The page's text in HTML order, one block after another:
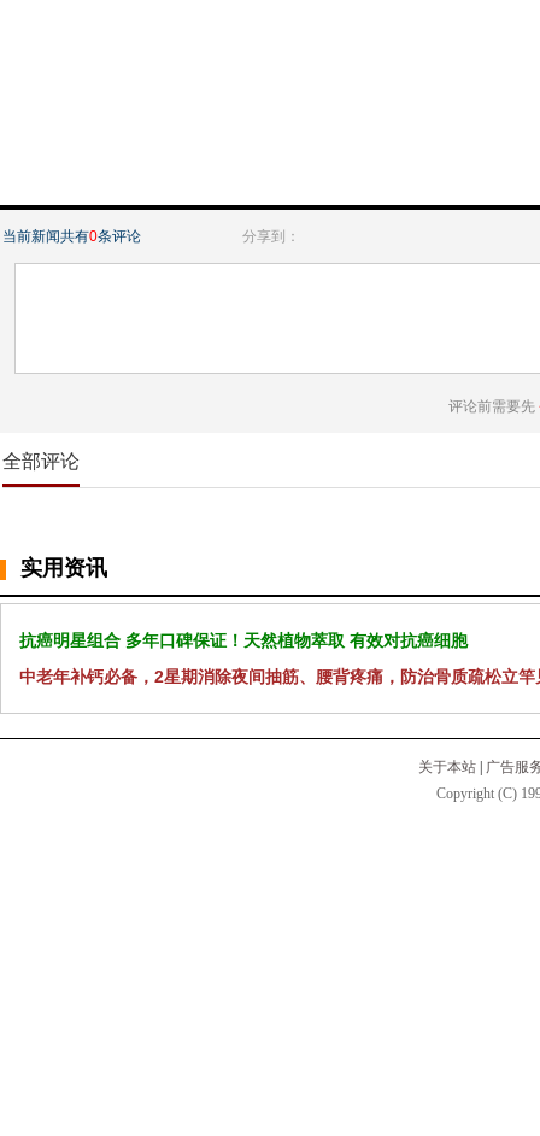
当前新闻共有0条评论 分享到：
评论前需要先
全部评论
实用资讯
抗癌明星组合 多年口碑保证！天然植物萃取 有效对抗癌细胞
中老年补钙必备，2星期消除夜间抽筋、腰背疼痛，防治骨质疏松立竿
关于本站
广告服
Copyright (C)